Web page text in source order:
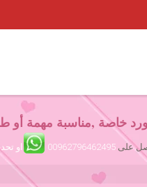
خاصة ,مناسبة مهمة أو
على 00962796462495 او